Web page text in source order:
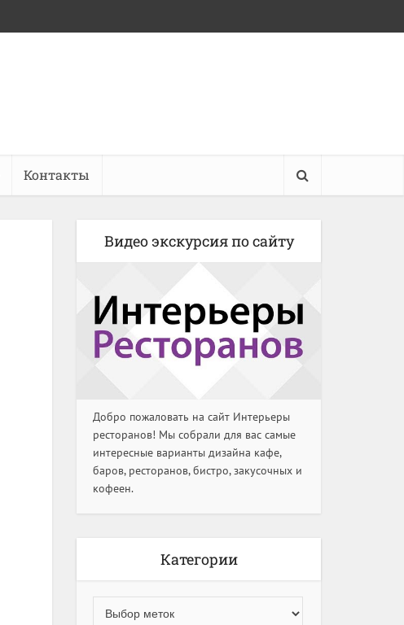
Контакты
Видео экскурсия по сайту
Добро пожаловать на сайт Интерьеры
ресторанов! Мы собрали для вас самые
интересные варианты дизайна кафе,
баров, ресторанов, бистро, закусочных и
кофеен.
Категории